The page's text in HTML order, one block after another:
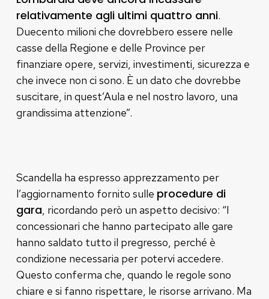
relativamente agli ultimi quattro anni.
Duecento milioni che dovrebbero essere nelle
casse della Regione e delle Province per
finanziare opere, servizi, investimenti, sicurezza e
che invece non ci sono. È un dato che dovrebbe
suscitare, in quest’Aula e nel nostro lavoro, una
grandissima attenzione”.
Scandella ha espresso apprezzamento per
l’aggiornamento fornito sulle procedure di
gara, ricordando però un aspetto decisivo: “I
concessionari che hanno partecipato alle gare
hanno saldato tutto il pregresso, perché è
condizione necessaria per potervi accedere.
Questo conferma che, quando le regole sono
chiare e si fanno rispettare, le risorse arrivano. Ma